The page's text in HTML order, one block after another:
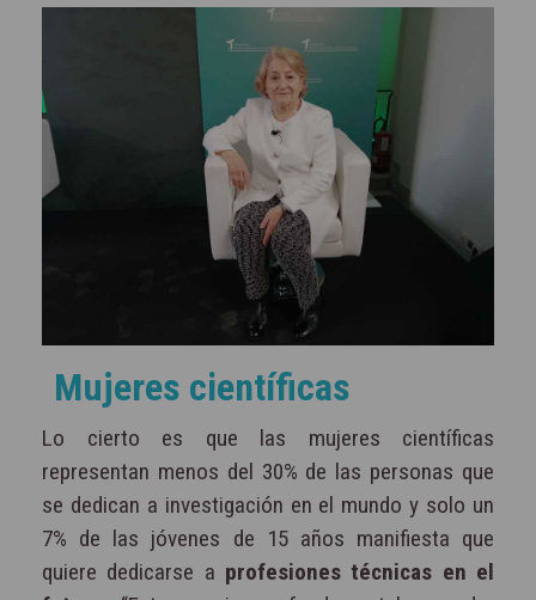
Mujeres científicas
Lo cierto es que las mujeres científicas
representan menos del 30% de las personas que
se dedican a investigación en el mundo y solo un
7% de las jóvenes de 15 años manifiesta que
quiere dedicarse a profesiones técnicas en el